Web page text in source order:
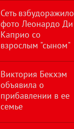
Сеть взбудоражило
фото Леонардо Ди
Каприо со
взрослым "сыном"
Виктория Бекхэм
объявила о
прибавлении в ее
семье